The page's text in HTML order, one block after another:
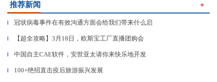
推荐新闻 ＋
▎ 冠状病毒事件在有效沟通方面会给我们带来什么启
▎ 【超全攻略】3月18日，欧斯宝工厂直播团购会
▎ 中国自主CAE软件，安世亚太请你来快乐地开发
▎ 100+绝招直击疫后旅游振兴发展